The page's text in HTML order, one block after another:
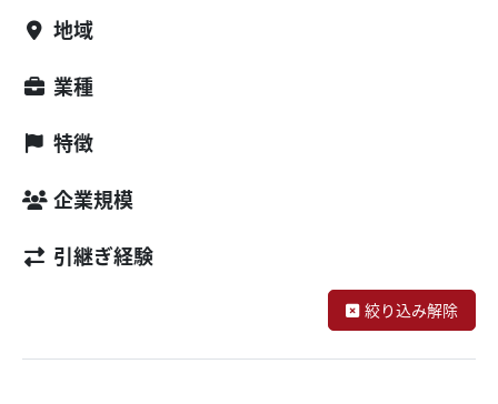
地域
業種
特徴
企業規模
引継ぎ経験
絞り込み解除